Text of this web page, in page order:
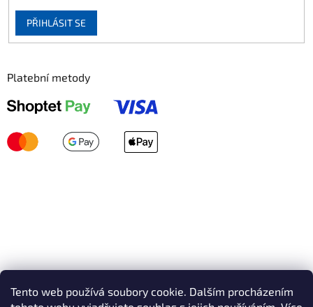
Tento web používá soubory cookie. Dalším procházením
PŘIHLÁSIT SE
Platební metody